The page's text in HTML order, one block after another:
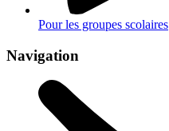
Pour les groupes scolaires
Navigation